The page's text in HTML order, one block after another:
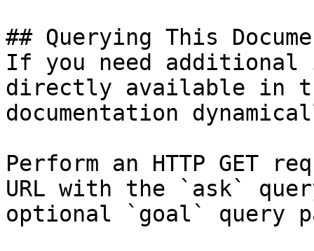
## Querying This
If you need
directly available in
documentation
Perform an HTTP GET
URL with the `ask`
optional `goal` query